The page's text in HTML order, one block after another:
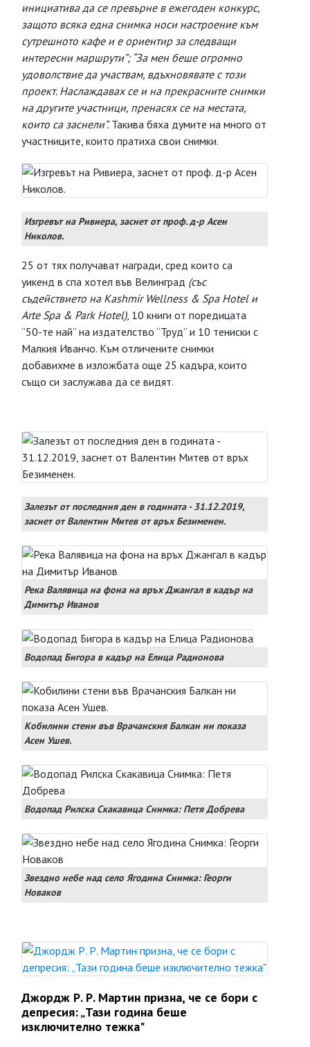
инициатива да се превърне в ежегоден конкурс,
защото всяка една снимка носи настроение към
сутрешното кафе и е ориентир за следващи
интересни маршрути”; “За мен беше огромно
удоволствие да участвам, вдъхновявате с този
проект. Наслаждавах се и на прекрасните снимки
на другите участници, пренасях се на местата,
които са заснели”.Такива бяха думите на много от
участниците, които пратиха свои снимки.
Изгревът на Ривиера, заснет от проф. д-р Асен
Николов.
25 от тях получават награди, сред които са
уикенд в спа хотел във Велинград (със
съдействието на Kashmir Wellness & Spa Hotel и
Arte Spa & Park Hotel), 10 книги от поредицата
“50-те най” на издателство “Труд” и 10 тениски с
Малкия Иванчо. Към отличените снимки
добавихме в изложбата още 25 кадъра, които
също си заслужава да се видят.
Залезът от последния ден в годината - 31.12.2019,
заснет от Валентин Митев от връх Безименен.
Река Валявица на фона на връх Джангал в кадър на
Димитър Иванов
Водопад Бигора в кадър на Елица Радионова
Кобилини стени във Врачанския Балкан ни показа
Асен Ушев.
Водопад Рилска Скакавица Снимка: Петя Добрева
Звездно небе над село Ягодина Снимка: Георги
Новаков
Джордж Р. Р. Мартин призна, че се бори с
депресия: „Тази година беше
изключително тежка"